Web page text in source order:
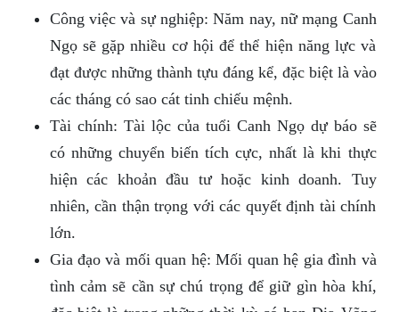
Công việc và sự nghiệp: Năm nay, nữ mạng Canh
Ngọ sẽ gặp nhiều cơ hội để thể hiện năng lực và
đạt được những thành tựu đáng kể, đặc biệt là vào
các tháng có sao cát tinh chiếu mệnh.
Tài chính: Tài lộc của tuổi Canh Ngọ dự báo sẽ
có những chuyển biến tích cực, nhất là khi thực
hiện các khoản đầu tư hoặc kinh doanh. Tuy
nhiên, cần thận trọng với các quyết định tài chính
lớn.
Gia đạo và mối quan hệ: Mối quan hệ gia đình và
tình cảm sẽ cần sự chú trọng để giữ gìn hòa khí,